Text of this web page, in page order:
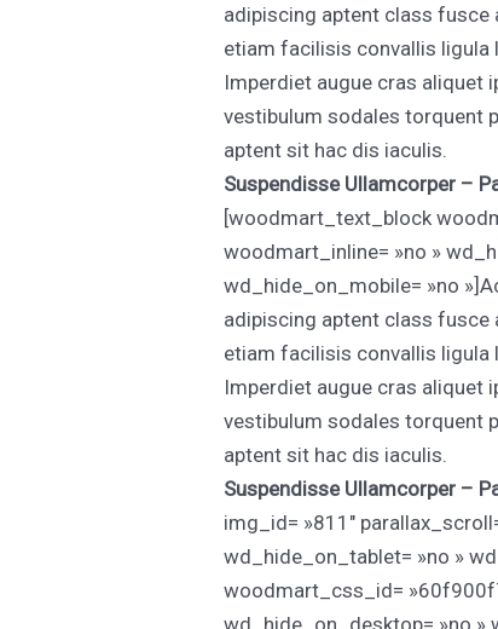
adipiscing aptent class fusce
etiam facilisis convallis ligula
Imperdiet augue cras aliquet
vestibulum sodales torquent
aptent sit hac dis iaculis.
Suspendisse Ullamcorper –
[woodmart_text_block
woodmart_inline= »no »
wd_hide_on_mobile= »no
adipiscing aptent class fusce
etiam facilisis convallis ligula
Imperdiet augue cras aliquet
vestibulum sodales torquent
aptent sit hac dis iaculis.
Suspendisse Ullamcorper –
img_id= »811″
wd_hide_on_tablet= »no »
woodmart_css_id=
wd_hide_on_desktop= »no »